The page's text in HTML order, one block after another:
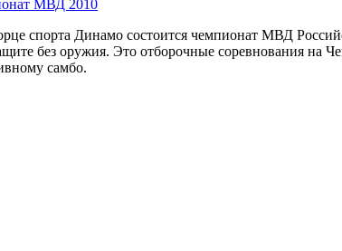
МВД 2010
спорта Динамо состоится чемпионат МВД
без оружия. Это отборочные соревнования на
самбо.